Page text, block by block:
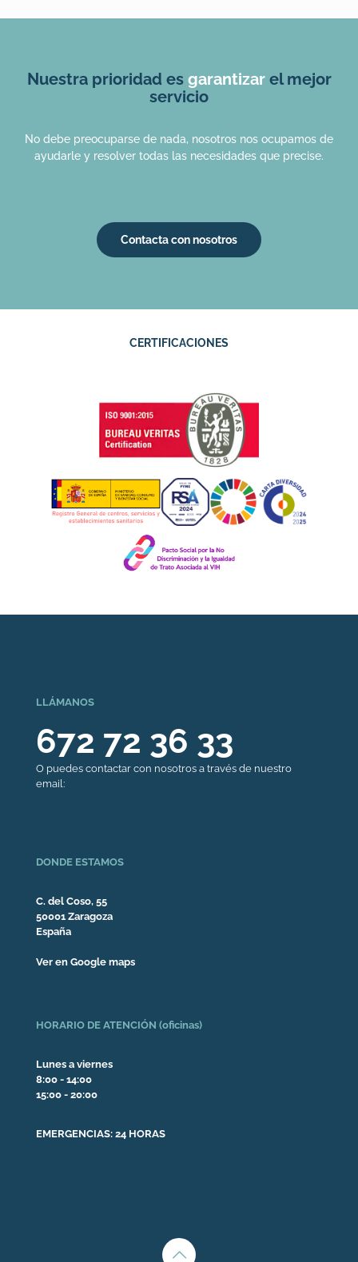
Nuestra prioridad es garantizarel mejor
servicio
No debe preocuparse de nada, nosotros nos ocupamos de
ayudarle y resolver todas las necesidades que precise.
Contacta con nosotros
CERTIFICACIONES
LLÁMANOS
672 72 36 33
O puedes contactar con nosotros a través de nuestro
email:
DONDE ESTAMOS
C. del Coso, 55
50001 Zaragoza
España
Ver en Google maps
HORARIO DE ATENCIÓN (oficinas)
Lunes a viernes
8:00 - 14:00
15:00 - 20:00
EMERGENCIAS: 24 HORAS